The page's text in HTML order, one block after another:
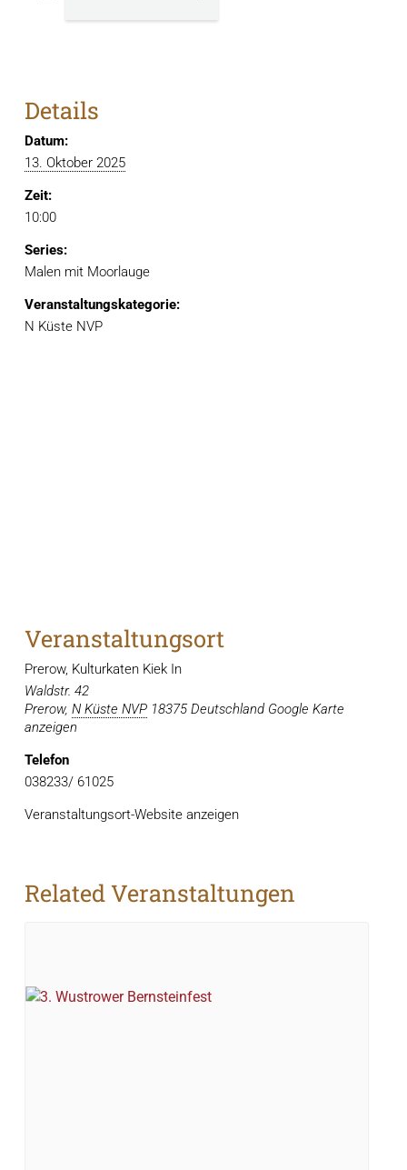
Details
Datum:
13. Oktober 2025
Zeit:
10:00
Series:
Malen mit Moorlauge
Veranstaltungskategorie:
N Küste NVP
Veranstaltungsort
Prerow, Kulturkaten Kiek In
Waldstr. 42
Prerow, N Küste NVP 18375 Deutschland Google Karte
anzeigen
Telefon
038233/ 61025
Veranstaltungsort-Website anzeigen
Related Veranstaltungen